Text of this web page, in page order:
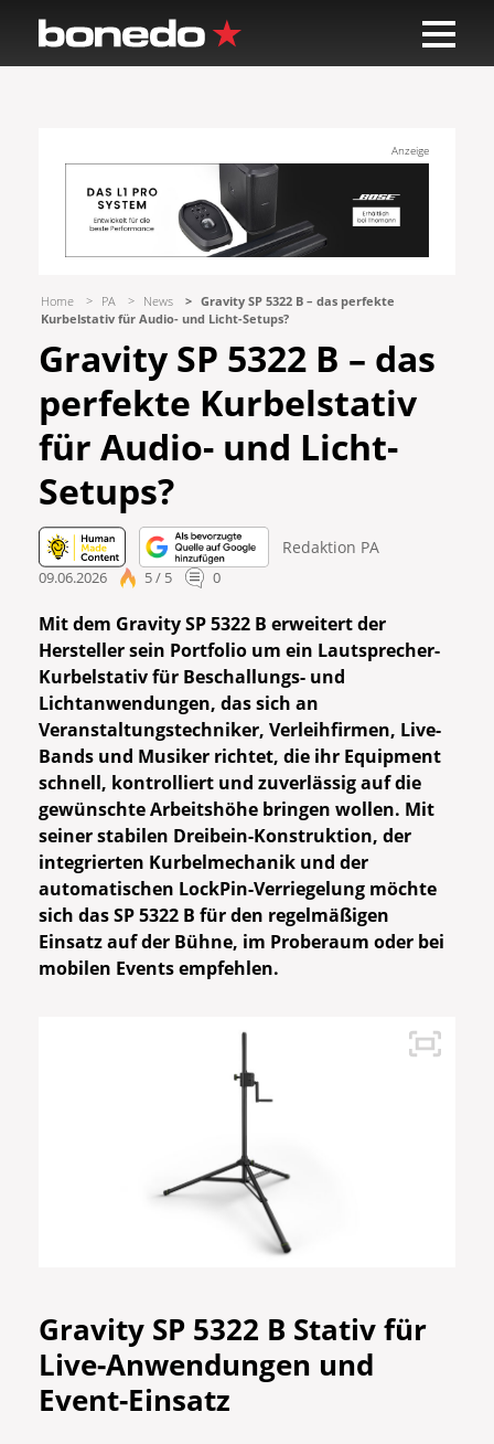
Anzeige
Home PA News
Gravity SP 5322 B – das perfekte
Kurbelstativ für Audio- und Licht-Setups?
Gravity SP 5322 B – das
perfekte Kurbelstativ
für Audio- und Licht-
Setups?
Redaktion PA
09.06.2026 5 / 5 0
Mit dem Gravity SP 5322 B erweitert der
Hersteller sein Portfolio um ein Lautsprecher-
Kurbelstativ für Beschallungs- und
Lichtanwendungen, das sich an
Veranstaltungstechniker, Verleihfirmen, Live-
Bands und Musiker richtet, die ihr Equipment
schnell, kontrolliert und zuverlässig auf die
gewünschte Arbeitshöhe bringen wollen. Mit
seiner stabilen Dreibein-Konstruktion, der
integrierten Kurbelmechanik und der
automatischen LockPin-Verriegelung möchte
sich das SP 5322 B für den regelmäßigen
Einsatz auf der Bühne, im Proberaum oder bei
mobilen Events empfehlen.
Gravity SP 5322 B Stativ für
Live-Anwendungen und
Event-Einsatz